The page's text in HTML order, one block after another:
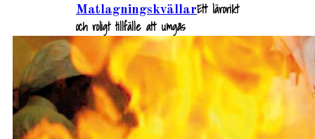
MatlagningskvällarEtt lärorikt
och roligt tillfälle att umgås